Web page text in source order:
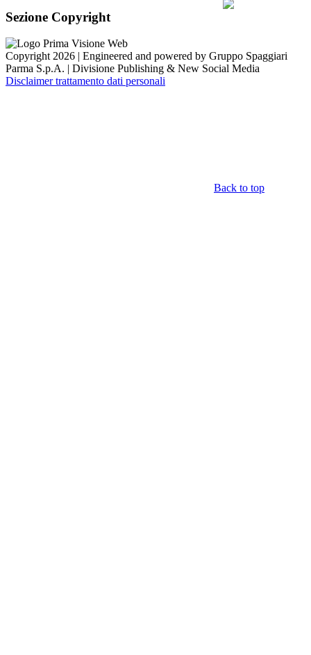
Sezione Copyright
Copyright 2026 | Engineered and powered by Gruppo Spaggiari
Parma S.p.A. | Divisione Publishing & New Social Media
Disclaimer trattamento dati personali
Back to top